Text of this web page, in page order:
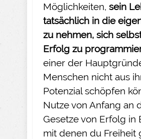
Möglichkeiten, sein
tatsächlich in die
zu nehmen, sich
Erfolg zu
einer der
Menschen nicht aus
Potenzial schöpfen
Nutze von Anfang an
Gesetze von Erfolg in
mit denen du Freiheit